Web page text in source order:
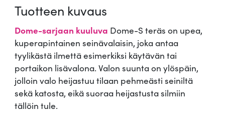
0
,
5
0
S
e
s
m
Tuotteen kuvaus
Dome-sarjaan kuuluva Dome-S teräs on upea,
kuperapintainen seinävalaisin, joka antaa
tyylikästä ilmettä esimerkiksi käytävän tai
portaikon lisävalona. Valon suunta on ylöspäin,
jolloin valo heijastuu tilaan pehmeästi seiniltä
sekä katosta, eikä suoraa heijastusta silmiin
tällöin tule.